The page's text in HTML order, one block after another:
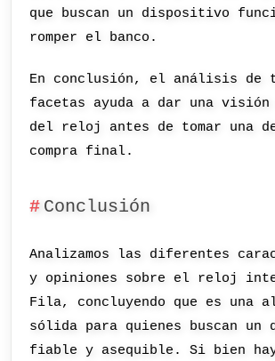
que buscan un dispositivo
romper el banco.
En conclusión, el análisis de
facetas ayuda a dar una visión
del reloj antes de tomar una
compra final.
Conclusión
Analizamos las diferentes
y opiniones sobre el reloj
Fila, concluyendo que es una
sólida para quienes buscan un
fiable y asequible. Si bien